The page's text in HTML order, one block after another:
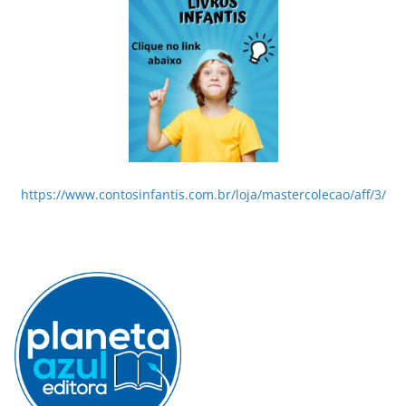
https://www.contosinfantis.com.br/loja/mastercolecao/aff/3/